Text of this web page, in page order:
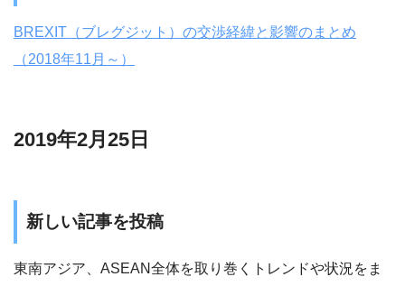
BREXIT（ブレグジット）の交渉経緯と影響のまとめ
（2018年11月～）
2019年2月25日
新しい記事を投稿
東南アジア、ASEAN全体を取り巻くトレンドや状況をま